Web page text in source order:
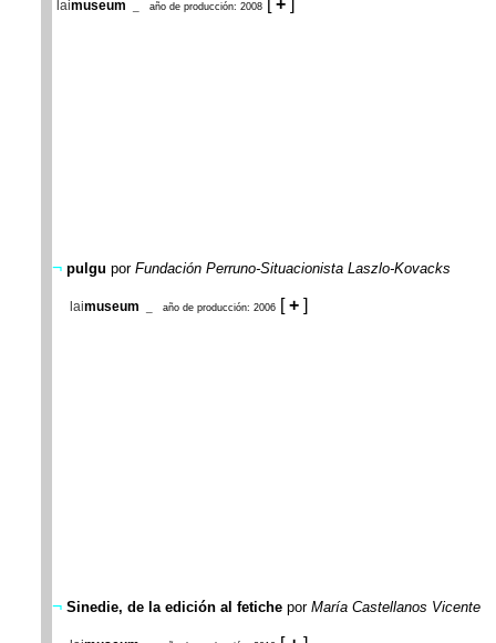
laimuseum año de producción: 2008[+]
¬ pulgu por Fundación Perruno-Situacionista Laszlo-Kovacks
laimuseum año de producción: 2006[+]
¬ Sinedie, de la edición al fetiche por María Castellanos Vicente